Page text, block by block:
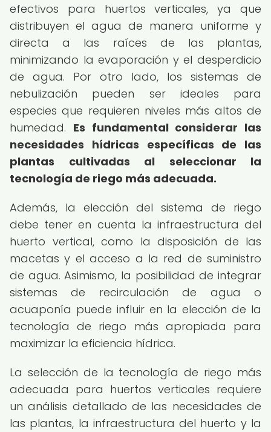
efectivos para huertos verticales, ya que
distribuyen el agua de manera uniforme y
directa a las raíces de las plantas,
minimizando la evaporación y el desperdicio
de agua. Por otro lado, los sistemas de
nebulización pueden ser ideales para
especies que requieren niveles más altos de
humedad. Es fundamental considerar las
necesidades hídricas específicas de las
plantas cultivadas al seleccionar la
tecnología de riego más adecuada.
Además, la elección del sistema de riego
debe tener en cuenta la infraestructura del
huerto vertical, como la disposición de las
macetas y el acceso a la red de suministro
de agua. Asimismo, la posibilidad de integrar
sistemas de recirculación de agua o
acuaponía puede influir en la elección de la
tecnología de riego más apropiada para
maximizar la eficiencia hídrica.
La selección de la tecnología de riego más
adecuada para huertos verticales requiere
un análisis detallado de las necesidades de
las plantas, la infraestructura del huerto y la